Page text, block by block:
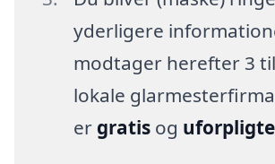
yderligere
modtager herefter 3
lokale
er gratisog